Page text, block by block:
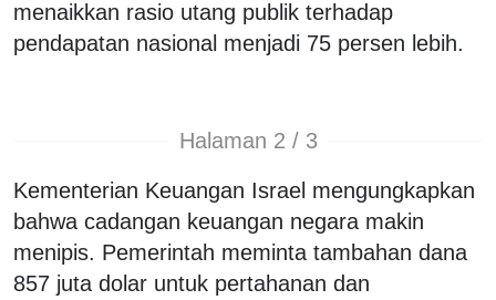
menaikkan rasio utang publik terhadap
pendapatan nasional menjadi 75 persen lebih.
Halaman 2 / 3
Kementerian Keuangan Israel mengungkapkan
bahwa cadangan keuangan negara makin
menipis. Pemerintah meminta tambahan dana
857 juta dolar untuk pertahanan dan